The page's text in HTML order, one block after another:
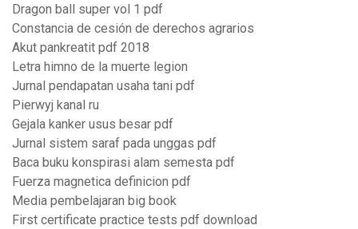
Dragon ball super vol 1 pdf
Constancia de cesión de derechos agrarios
Akut pankreatit pdf 2018
Letra himno de la muerte legion
Jurnal pendapatan usaha tani pdf
Pierwyj kanal ru
Gejala kanker usus besar pdf
Jurnal sistem saraf pada unggas pdf
Baca buku konspirasi alam semesta pdf
Fuerza magnetica definicion pdf
Media pembelajaran big book
First certificate practice tests pdf download